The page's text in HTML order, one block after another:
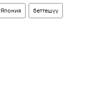
Япония беттешүү